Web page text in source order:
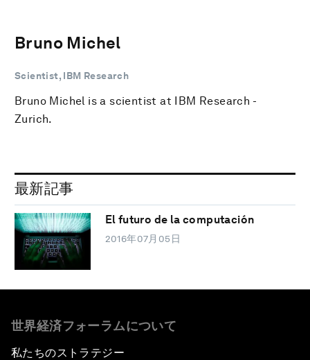
Bruno Michel
Scientist, IBM Research
Bruno Michel is a scientist at IBM Research -
Zurich.
最新記事
El futuro de la computación
2016年07月05日
世界経済フォーラムについて
私たちのストラテジー